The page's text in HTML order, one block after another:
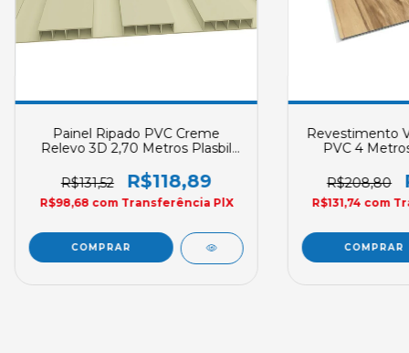
Painel Ripado PVC Creme
Relevo 3D 2,70 Metros Plasbil
R$131,52
R$118,89
R$98,68 com Transferência PlX
Revestimento
PVC 4
R$208,80
R$131,74 com